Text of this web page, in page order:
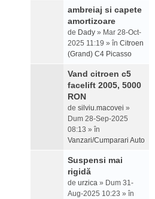
ambreiaj si capete
amortizoare
de Dady » Mar 28-Oct-
2025 11:19 » în Citroen
(Grand) C4 Picasso
Vand citroen c5
facelift 2005, 5000
RON
de silviu.macovei »
Dum 28-Sep-2025
08:13 » în
Vanzari/Cumparari Auto
Suspensi mai
rigidă
de urzica » Dum 31-
Aug-2025 10:23 » în